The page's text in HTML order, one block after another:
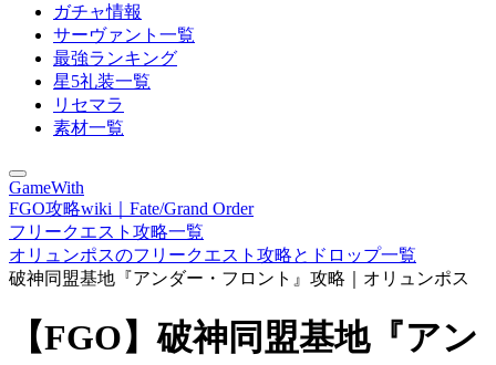
ガチャ情報
サーヴァント一覧
最強ランキング
星5礼装一覧
リセマラ
素材一覧
GameWith
FGO攻略wiki｜Fate/Grand Order
フリークエスト攻略一覧
オリュンポスのフリークエスト攻略とドロップ一覧
破神同盟基地『アンダー・フロント』攻略｜オリュンポス
【FGO】破神同盟基地『アン